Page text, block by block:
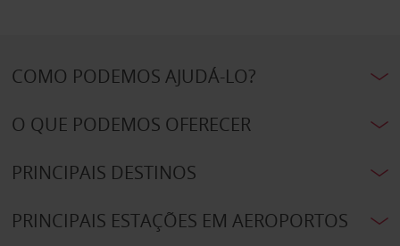
COMO PODEMOS AJUDÁ-LO?
O QUE PODEMOS OFERECER
PRINCIPAIS DESTINOS
PRINCIPAIS ESTAÇÕES EM AEROPORTOS